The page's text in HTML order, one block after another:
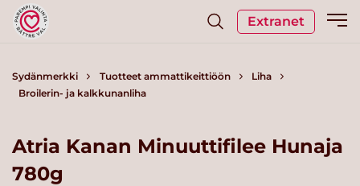
Extranet
Sydänmerkki Tuotteet ammattikeittiöön
Liha
Broilerin- ja kalkkunanliha
Atria Kanan Minuuttifilee Hunaja
780g